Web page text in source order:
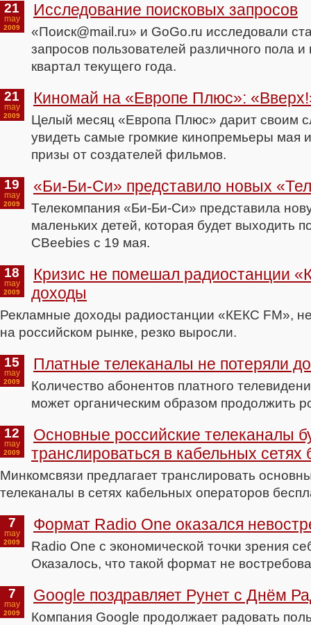
21
may
2009
Исследование поисковых запросов
«Поиск@mail.ru» и GoGo.ru исследовали
запросов пользователей различного пола
квартал текущего года.
21
may
2009
Киномай на «Европе Плюс»:
Целый месяц «Европа Плюс» дарит своим
увидеть самые громкие кинопремьеры мая
призы от создателей фильмов.
19
may
2009
«Би-Би-Си» представило новых
Телекомпания «Би-Би-Си» представила
маленьких детей, которая будет выходить
CBeebies с 19 мая.
18
may
2009
Кризис не помешал радиостанции
доходы
Рекламные доходы радиостанции «КЕКС FM»,
на российском рынке, резко выросли.
15
may
2009
Платные телеканалы не потеряли
Количество абонентов платного
может органическим образом продолжить
12
may
2009
Основные российские телеканалы
транслироваться в кабельных сетях
Минкомсвязи предлагает транслировать
телеканалы в сетях кабельных операторов
7
may
2009
Формат Radio One оказался
Radio One с экономической точки зрения
Оказалось, что такой формат не
7
may
2009
Google поздравляет Рунет с Днём
Компания Google продолжает радовать